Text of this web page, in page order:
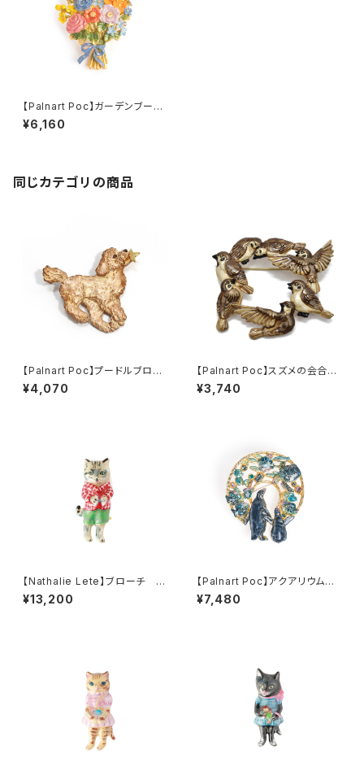
【Palnart Poc】ガーデンブーケ
ブローチ
¥6,160
同じカテゴリの商品
【Palnart Poc】プードルブロー
チ
¥4,070
【Palnart Poc】スズメの会合ブ
ローチ
¥3,740
【Nathalie Lete】ブローチ T
abby cat
¥13,200
【Palnart Poc】アクアリウムブ
ローチ
¥7,480